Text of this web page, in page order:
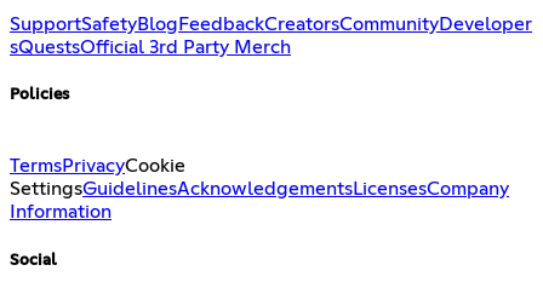
SupportSafetyBlog FeedbackCreatorsCommunityDeveloper
sQuestsOfficial 3rd Party Merch
Policies
TermsPrivacyCookie
SettingsGuidelinesAcknowledgementsLicensesCompany
Information
Social